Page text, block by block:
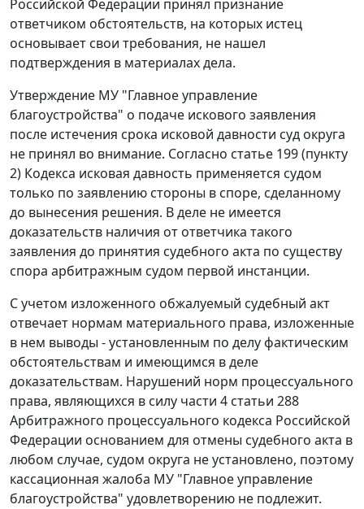
Российской Федерации принял признание
ответчиком обстоятельств, на которых истец
основывает свои требования, не нашел
подтверждения в материалах дела.
Утверждение МУ "Главное управление
благоустройства" о подаче искового заявления
после истечения срока исковой давности суд округа
не принял во внимание. Согласно статье 199 (пункту
2) Кодекса исковая давность применяется судом
только по заявлению стороны в споре, сделанному
до вынесения решения. В деле не имеется
доказательств наличия от ответчика такого
заявления до принятия судебного акта по существу
спора арбитражным судом первой инстанции.
С учетом изложенного обжалуемый судебный акт
отвечает нормам материального права, изложенные
в нем выводы - установленным по делу фактическим
обстоятельствам и имеющимся в деле
доказательствам. Нарушений норм процессуального
права, являющихся в силу части 4 статьи 288
Арбитражного процессуального кодекса Российской
Федерации основанием для отмены судебного акта в
любом случае, судом округа не установлено, поэтому
кассационная жалоба МУ "Главное управление
благоустройства" удовлетворению не подлежит.